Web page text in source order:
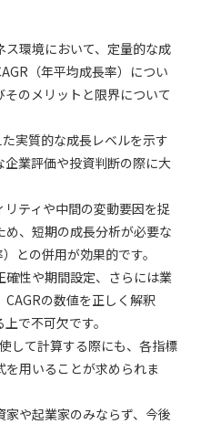
環境において、定量的な成
（年平均成長率）につい
のメリットと限界について
実質的な成長レベルを示す
業評価や投資判断の際に大
ティや中間の変動要因を捉
、短期の成長分析が必要な
との併用が効果的です。
確性や期間設定、さらには業
の数値を正しく解釈
で不可欠です。
して計算する際にも、各指標
用いることが求められま
や起業家のみならず、今後